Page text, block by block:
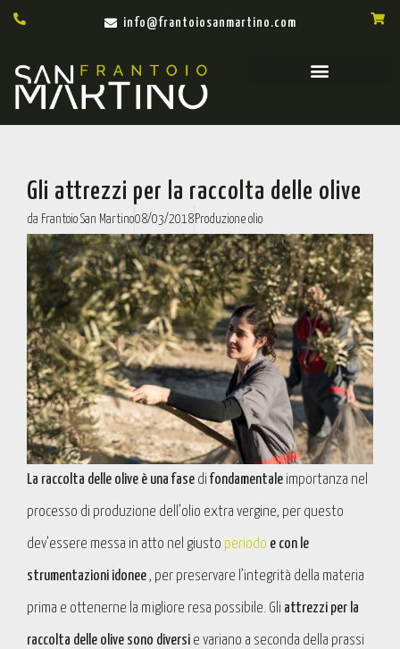
info@frantoiosanmartino.com
Gli attrezzi per la raccolta delle olive
da Frantoio San Martino08/03/2018Produzione olio
La raccolta delle olive è una fase difondamentale importanza nel
processo di produzione dell’olio extra vergine, per questo
dev’essere messa in atto nel giusto periodo e con le
strumentazioni idonee, per preservare l’integrità della materia
prima e ottenerne la migliore resa possibile. Gli attrezzi per la
raccolta delle olive sono diversi e variano a seconda della prassi